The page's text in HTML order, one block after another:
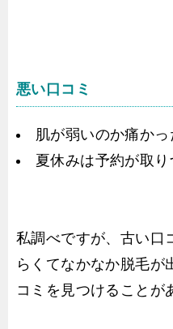
悪い口コミ
肌が弱いのか痛かっ
夏休みは予約が取り
私調べですが、古い口
らくてなかなか脱毛が
コミを見つけることが